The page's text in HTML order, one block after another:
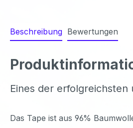
Beschreibung Bewertungen
Eines der
Das Tape ist aus 96%